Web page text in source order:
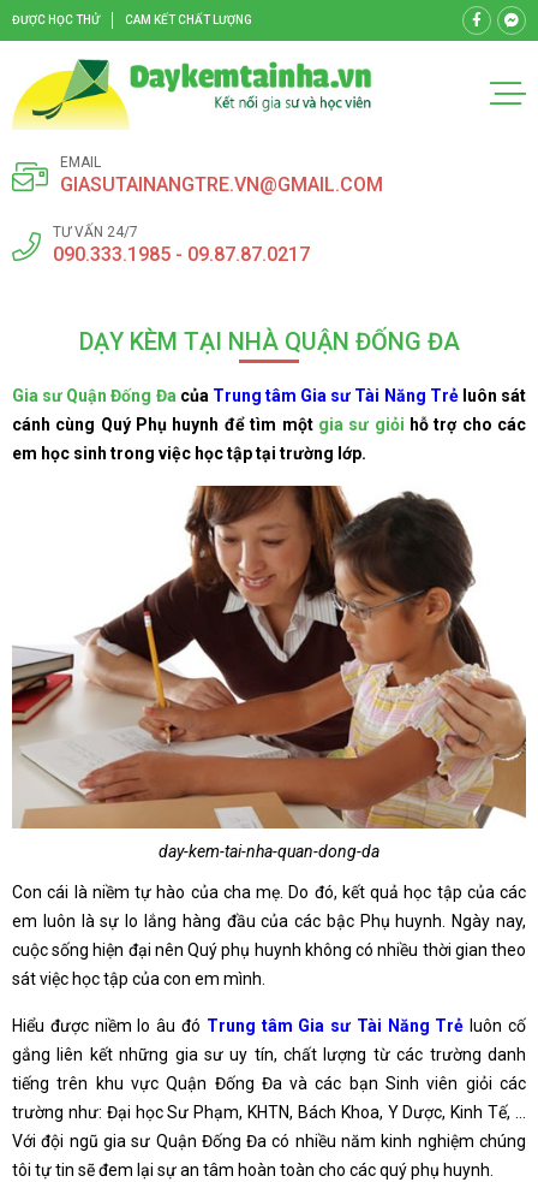
ĐƯỢC HỌC THỬ CAM KẾT CHẤT LƯỢNG
EMAIL
GIASUTAINANGTRE.VN@GMAIL.COM
TƯ VẤN 24/7
090.333.1985 - 09.87.87.0217
DẠY KÈM TẠI NHÀ QUẬN ĐỐNG ĐA
Gia sư Quận Đống Đa của Trung tâm Gia sư Tài Năng Trẻluôn sát
cánh cùng Quý Phụ huynh để tìm một gia sư giỏi hỗ trợ cho các
em học sinh trong việc học tập tại trường lớp.
day-kem-tai-nha-quan-dong-da
Con cái là niềm tự hào của cha mẹ. Do đó, kết quả học tập của các
em luôn là sự lo lắng hàng đầu của các bậc Phụ huynh. Ngày nay,
cuộc sống hiện đại nên Quý phụ huynh không có nhiều thời gian theo
sát việc học tập của con em mình.
Hiểu được niềm lo âu đó Trung tâm Gia sư Tài Năng Trẻ luôn cố
gắng liên kết những gia sư uy tín, chất lượng từ các trường danh
tiếng trên khu vực Quận Đống Đa và các bạn Sinh viên giỏi các
trường như: Đại học Sư Phạm, KHTN, Bách Khoa, Y Dược, Kinh Tế, …
Với đội ngũ gia sư Quận Đống Đa có nhiều năm kinh nghiệm chúng
tôi tự tin sẽ đem lại sự an tâm hoàn toàn cho các quý phụ huynh.